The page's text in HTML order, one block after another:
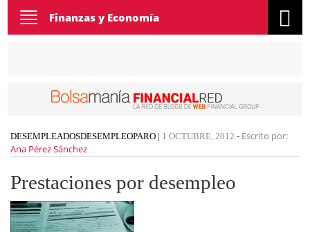
Toggle
navigation
Finanzas y Economía
DESEMPLEADOSDESEMPLEOPARO | 1 OCTUBRE, 2012 - Escrito por:
Ana Pérez Sánchez
Prestaciones por desempleo